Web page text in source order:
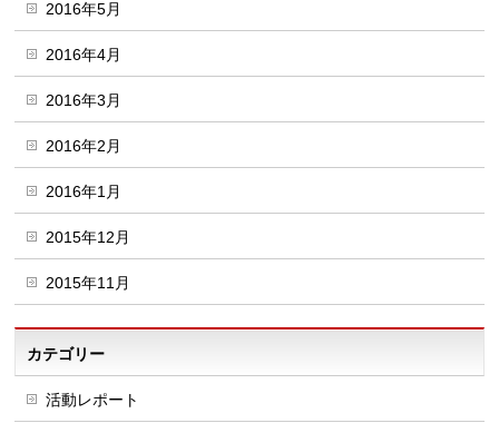
2016年5月
2016年4月
2016年3月
2016年2月
2016年1月
2015年12月
2015年11月
カテゴリー
活動レポート